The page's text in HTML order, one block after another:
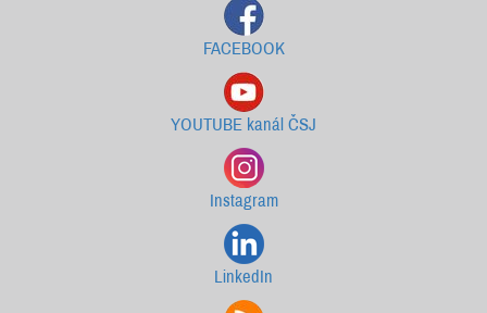
FACEBOOK
YOUTUBE kanál ČSJ
Instagram
LinkedIn